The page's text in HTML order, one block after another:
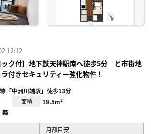
12:12
ック付】地下鉄天神駅南へ徒歩5分 と市街地
付きセキュリティー強化物件！
「中洲川端駅」徒歩13分
面積 19.5m²
築
月額目安